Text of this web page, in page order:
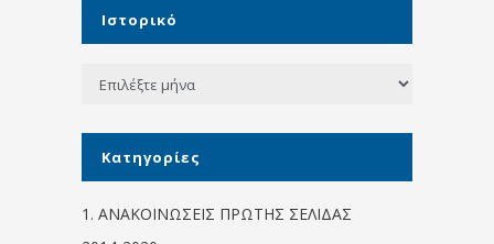
Ιστορικό
Ιστορικό
Kατηγορίες
1. ΑΝΑΚΟΙΝΩΣΕΙΣ ΠΡΩΤΗΣ ΣΕΛΙΔΑΣ